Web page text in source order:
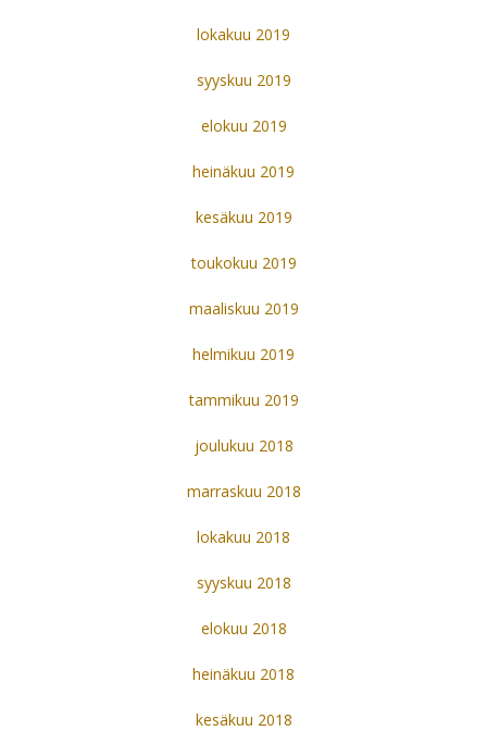
lokakuu 2019
syyskuu 2019
elokuu 2019
heinäkuu 2019
kesäkuu 2019
toukokuu 2019
maaliskuu 2019
helmikuu 2019
tammikuu 2019
joulukuu 2018
marraskuu 2018
lokakuu 2018
syyskuu 2018
elokuu 2018
heinäkuu 2018
kesäkuu 2018